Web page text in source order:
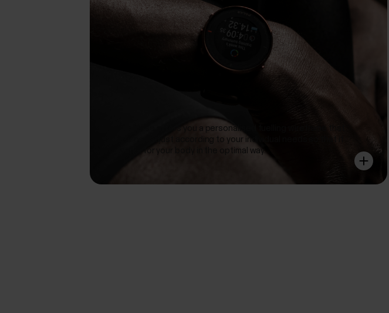
FuelWise offers you a personalised fuelling wireframe that
you can adjust according to your individual needs so that it
works for your body in the optimal way.